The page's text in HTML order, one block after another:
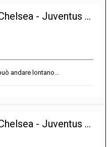
[ G. Champions Leag.] Chelsea - Juventus 2-2
andare lontano...
[ G. Champions Leag.] Chelsea - Juventus 2-2